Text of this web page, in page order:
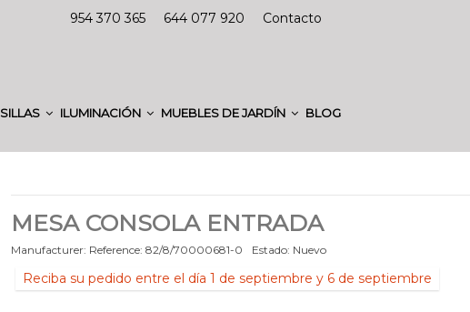
954 370 365 644 077 920 Contacto
ILUMINACIÓN MUEBLES DE JARDÍN BLOG
MESA CONSOLA ENTRADA
Manufacturer: Reference: 82/8/70000681-0 Estado: Nuevo
Reciba su pedido entre el día 1 de septiembre y 6 de septiembre